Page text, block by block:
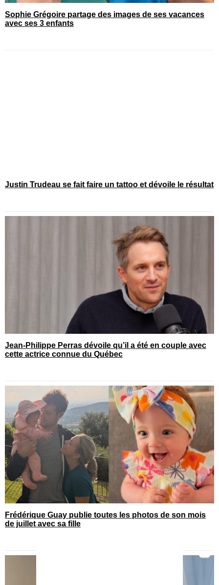
Sophie Grégoire partage des images de ses vacances
avec ses 3 enfants
Justin Trudeau se fait faire un tattoo et dévoile le résultat
Jean-Philippe Perras dévoile qu’il a été en couple avec
cette actrice connue du Québec
Frédérique Guay publie toutes les photos de son mois
de juillet avec sa fille